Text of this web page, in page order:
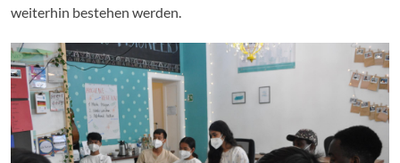
weiterhin bestehen werden.